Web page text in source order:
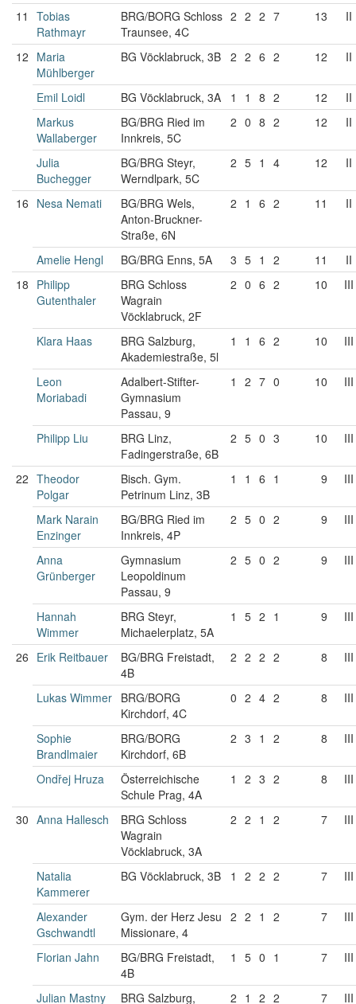
11
Tobias
Rathmayr
BRG/BORG Schloss
Traunsee, 4C
2 2 2 7 13 II
12 Maria
Mühlberger
BG Vöcklabruck, 3B 2 2 6 2 12 II
Emil Loidl BG Vöcklabruck, 3A 1 1 8 2 12
II
Markus
Wallaberger
BG/BRG Ried im
Innkreis, 5C
2 0 8 2 12 II
Julia
Buchegger
BG/BRG Steyr,
Werndlpark, 5C
2 5 1 4 12 II
16 Nesa Nemati
BG/BRG Wels,
Anton-Bruckner-
Straße, 6N
2 1 6 2 11 II
Amelie Hengl BG/BRG Enns, 5A 3 5 1 2 11
II
18 Philipp
Gutenthaler
BRG Schloss
Wagrain
Vöcklabruck, 2F
2 0 6 2 10 III
Klara Haas
BRG Salzburg,
Akademiestraße, 5l
1 1 6 2 10 III
Leon
Moriabadi
Adalbert-Stifter-
Gymnasium
Passau, 9
1 2 7 0 10 III
Philipp Liu
BRG Linz,
Fadingerstraße, 6B
2 5 0 3 10 III
22 Theodor
Polgar
Bisch. Gym.
Petrinum Linz, 3B
1 1 6 1 9 III
Mark Narain
Enzinger
BG/BRG Ried im
Innkreis, 4P
2 5 0 2 9 III
Anna
Grünberger
Gymnasium
Leopoldinum
Passau, 9
2 5 0 2 9 III
Hannah
Wimmer
BRG Steyr,
Michaelerplatz, 5A
1 5 2 1 9 III
26 Erik Reitbauer
BG/BRG Freistadt,
4B
2 2 2 2 8 III
Lukas Wimmer BRG/BORG
Kirchdorf, 4C
0 2 4 2 8 III
Sophie
Brandlmaier
BRG/BORG
Kirchdorf, 6B
2 3 1 2 8 III
Ondřej Hruza
Österreichische
Schule Prag, 4A
1 2 3 2 8 III
30 Anna Hallesch
BRG Schloss
Wagrain
Vöcklabruck, 3A
2 2 1 2 7 III
Natalia
Kammerer
BG Vöcklabruck, 3B 1 2 2 2 7 III
Alexander
Gschwandtl
Gym. der Herz Jesu
Missionare, 4
2 2 1 2 7 III
Florian Jahn
BG/BRG Freistadt,
4B
1 5 0 1 7 III
Julian Mastny BRG Salzburg, 2 1 2 2 7 III